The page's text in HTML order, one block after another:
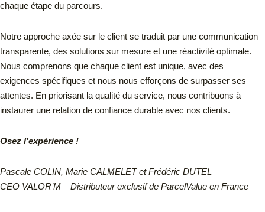
chaque étape du parcours.
Notre approche axée sur le client se traduit par une communication
transparente, des solutions sur mesure et une réactivité optimale.
Nous comprenons que chaque client est unique, avec des
exigences spécifiques et nous nous efforçons de surpasser ses
attentes. En priorisant la qualité du service, nous contribuons à
instaurer une relation de confiance durable avec nos clients.
Osez l’expérience !
Pascale COLIN, Marie CALMELET et Frédéric DUTEL
CEO VALOR’M – Distributeur exclusif de ParcelValue en France